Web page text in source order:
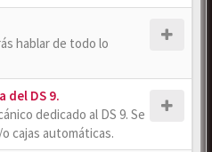
hablar de todo lo
del DS 9.
dedicado al DS 9. Se
cajas automáticas.